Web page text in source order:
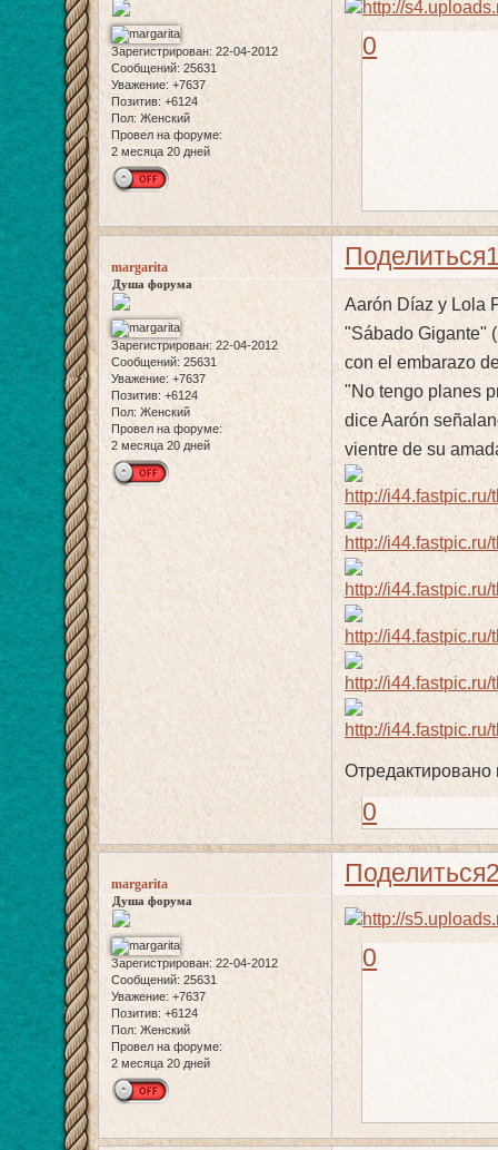
Зарегистрирован: 22-04-2012
Сообщений: 25631
Уважение: +7637
Позитив: +6124
Пол: Женский
Провел на форуме:
2 месяца 20 дней
0
Поделиться
margarita
Душа форума
Зарегистрирован: 22-04-2012
Сообщений: 25631
Уважение: +7637
Позитив: +6124
Пол: Женский
Провел на форуме:
2 месяца 20 дней
Aarón Díaz y Lola
"Sábado Gigante"
con el embarazo
"No tengo planes
dice Aarón
vientre de su
Отредактировано
0
Поделиться
margarita
Душа форума
Зарегистрирован: 22-04-2012
Сообщений: 25631
Уважение: +7637
Позитив: +6124
Пол: Женский
Провел на форуме:
2 месяца 20 дней
0